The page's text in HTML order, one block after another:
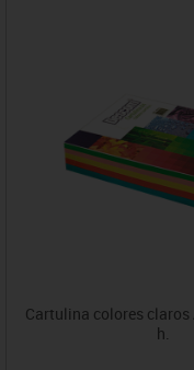
Cartulina colores
h.